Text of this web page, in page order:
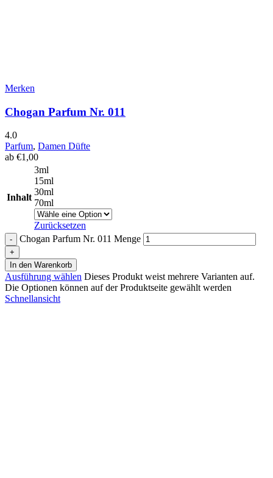
Merken
Chogan Parfum Nr. 011
4.0
Parfum, Damen Düfte
ab €1,00
Inhalt
3ml
15ml
30ml
70ml
Zurücksetzen
Chogan Parfum Nr. 011 Menge
In den Warenkorb
Ausführung wählen Dieses Produkt weist mehrere Varianten auf.
Die Optionen können auf der Produktseite gewählt werden
Schnellansicht